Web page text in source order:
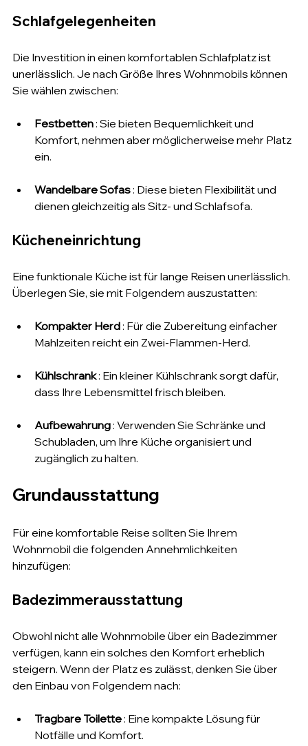
Schlafgelegenheiten
Die Investition in einen komfortablen Schlafplatz ist
unerlässlich. Je nach Größe Ihres Wohnmobils können
Sie wählen zwischen:
Festbetten : Sie bieten Bequemlichkeit und
Komfort, nehmen aber möglicherweise mehr Platz
ein.
Wandelbare Sofas : Diese bieten Flexibilität und
dienen gleichzeitig als Sitz- und Schlafsofa.
Kücheneinrichtung
Eine funktionale Küche ist für lange Reisen unerlässlich.
Überlegen Sie, sie mit Folgendem auszustatten:
Kompakter Herd : Für die Zubereitung einfacher
Mahlzeiten reicht ein Zwei-Flammen-Herd.
Kühlschrank : Ein kleiner Kühlschrank sorgt dafür,
dass Ihre Lebensmittel frisch bleiben.
Aufbewahrung : Verwenden Sie Schränke und
Schubladen, um Ihre Küche organisiert und
zugänglich zu halten.
Grundausstattung
Für eine komfortable Reise sollten Sie Ihrem
Wohnmobil die folgenden Annehmlichkeiten
hinzufügen:
Badezimmerausstattung
Obwohl nicht alle Wohnmobile über ein Badezimmer
verfügen, kann ein solches den Komfort erheblich
steigern. Wenn der Platz es zulässt, denken Sie über
den Einbau von Folgendem nach:
Tragbare Toilette : Eine kompakte Lösung für
Notfälle und Komfort.